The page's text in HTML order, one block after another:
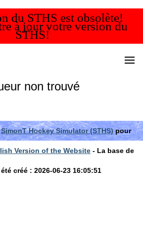
du STHS est obsolète!
à jour votre version du
STHS!
non trouvé
SimonT Hockey Simulator (STHS)pour
Version of the Website - La base de
créé : 2026-06-23 16:05:51